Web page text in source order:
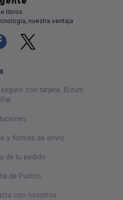
libros
nuestra ventaja
seguro con tarjeta, Bizum
y formas de envío
de tu pedido
de Puntos
con nosotros